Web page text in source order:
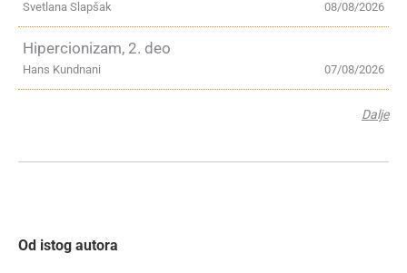
08/08/2026
Svetlana Slapšak
Hipercionizam, 2. deo
07/08/2026
Hans Kundnani
Dalje
Od istog autora